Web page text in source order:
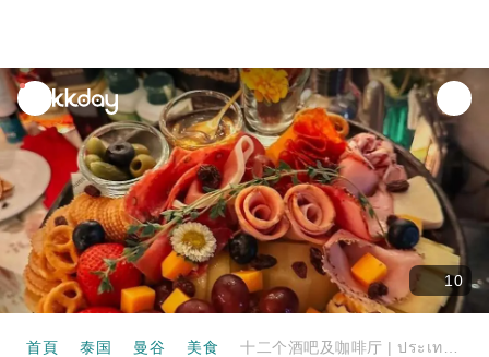
unread
notifications
10
首頁 泰国 曼谷 美食